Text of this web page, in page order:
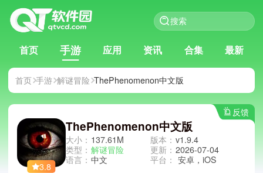
首页 手游 应用 资讯 合集 最新
首页 手游 解谜冒险 ThePhenomenon中文版
反馈
3.8
ThePhenomenon中文版
大小： 137.61M
类型： 解谜冒险
语言： 中文
版本： v1.9.4
更新： 2026-07-04
平台： 安卓，iOS